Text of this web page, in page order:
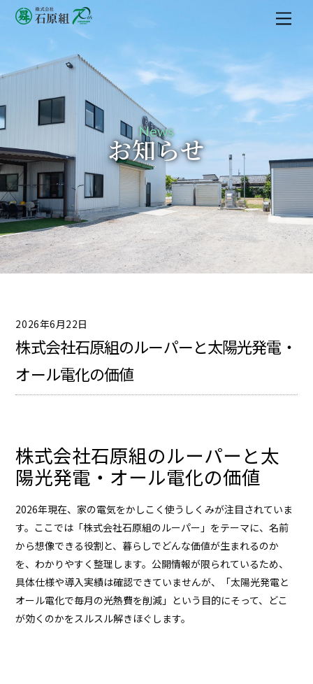
M
News
お知らせ
2026年6月22日
株式会社石原組のルーパーと太陽光発電・
オール電化の価値
株式会社石原組のルーパーと太
陽光発電・オール電化の価値
2026年現在、家の電気をかしこく使うしくみが注目されていま
す。ここでは「株式会社石原組のルーパー」をテーマに、名前
から想像できる役割と、暮らしでどんな価値が生まれるのか
を、わかりやすく整理します。公開情報が限られているため、
具体仕様や導入実績は確認できていませんが、「太陽光発電と
オール電化で毎月の光熱費を削減」という目的にそって、どこ
が効くのかをスルスル解きほぐします。